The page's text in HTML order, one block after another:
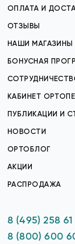
ОПЛАТА И
ОТЗЫВЫ
НАШИ МАГАЗИНЫ
БОНУСНАЯ
КАБИНЕТ
ПУБЛИКАЦИИ И
НОВОСТИ
ОРТОБЛОГ
АКЦИИ
РАСПРОДАЖА
8 (495) 258 61
8 (800) 600